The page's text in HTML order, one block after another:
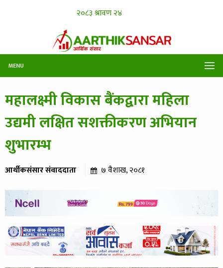
MENU
महालक्ष्मी विकास बैंकद्वारा महिला
उद्यमी लक्षित सशक्तीकरण अभियान
शुभारम्भ
आर्थीकसंसार संवाददाता ७ वैशाख, २०८१